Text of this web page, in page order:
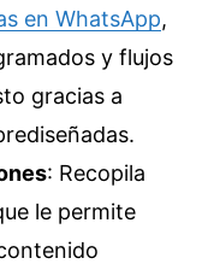
en WhatsApp,
y flujos
gracias a
: Recopila
le permite